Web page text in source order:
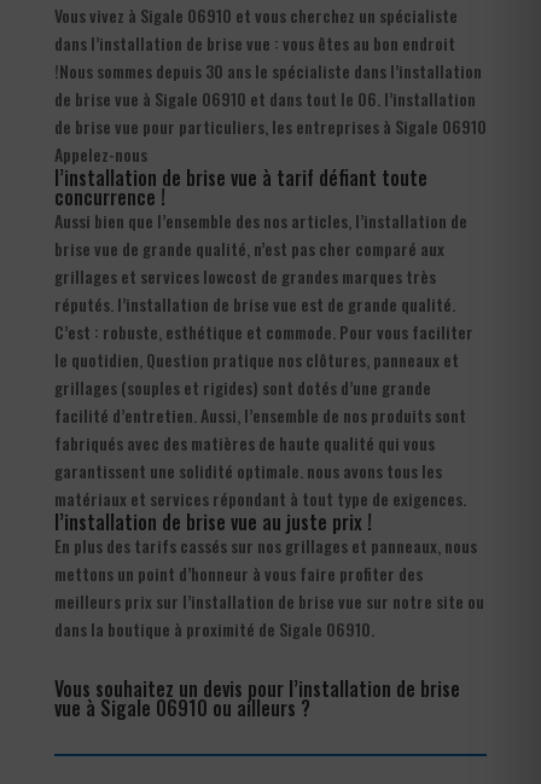
Vous vivez à Sigale 06910 et vous cherchez un spécialiste
dans l’installation de brise vue : vous êtes au bon endroit
!Nous sommes depuis 30 ans le spécialiste dans l’installation
de brise vue à Sigale 06910 et dans tout le 06. l’installation
de brise vue pour particuliers, les entreprises à Sigale 06910
Appelez-nous
l’installation de brise vue à tarif défiant toute
concurrence !
Aussi bien que l’ensemble des nos articles, l’installation de
brise vue de grande qualité, n’est pas cher comparé aux
grillages et services lowcost de grandes marques très
réputés. l’installation de brise vue est de grande qualité.
C’est : robuste, esthétique et commode. Pour vous faciliter
le quotidien, Question pratique nos clôtures, panneaux et
grillages (souples et rigides) sont dotés d’une grande
facilité d’entretien. Aussi, l’ensemble de nos produits sont
fabriqués avec des matières de haute qualité qui vous
garantissent une solidité optimale. nous avons tous les
matériaux et services répondant à tout type de exigences.
l’installation de brise vue au juste prix !
En plus des tarifs cassés sur nos grillages et panneaux, nous
mettons un point d’honneur à vous faire profiter des
meilleurs prix sur l’installation de brise vue sur notre site ou
dans la boutique à proximité de Sigale 06910.
Vous souhaitez un devis pour l’installation de brise
vue à Sigale 06910 ou ailleurs ?